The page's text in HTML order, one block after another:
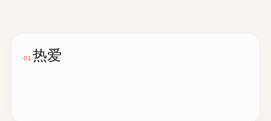
01 热爱